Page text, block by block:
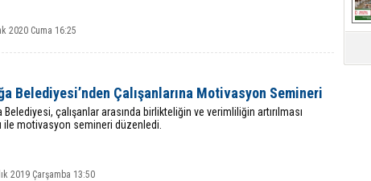
2020 Cuma 16:25
Belediyesi’nden Çalışanlarına Motivasyon Semineri
Belediyesi, çalışanlar arasında birlikteliğin ve verimliliğin artırılması
ile motivasyon semineri düzenledi.
2019 Çarşamba 13:50